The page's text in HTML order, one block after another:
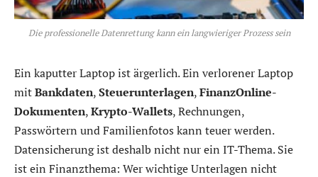
Die professionelle Datenrettung kann ein langwieriger Prozess sein
Ein kaputter Laptop ist ärgerlich. Ein verlorener Laptop
mitBankdaten,Steuerunterlagen,FinanzOnline-
Dokumenten,Krypto-Wallets, Rechnungen,
Passwörtern und Familienfotos kann teuer werden.
Datensicherung ist deshalb nicht nur ein IT-Thema. Sie
ist ein Finanzthema: Wer wichtige Unterlagen nicht